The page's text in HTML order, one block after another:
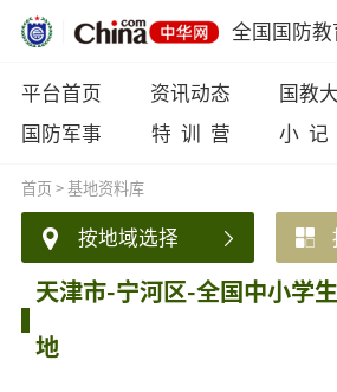
全国国防
平台首页 资讯动态 国教
国防军事
特 训 营 小 记
首页>基地资料库
按地域选择
天津市-宁河区-全国中小学
地